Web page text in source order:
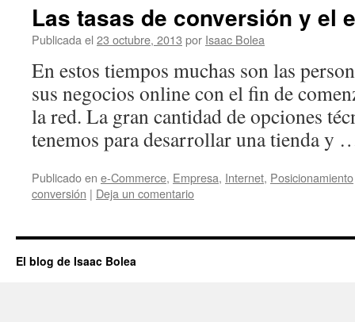
Las tasas de conversión y el
Publicada el 23 octubre, 2013 por Isaac Bolea
En estos tiempos muchas son las
sus negocios online con el fin de
la red. La gran cantidad de opciones
tenemos para desarrollar una tienda y
Publicado en e-Commerce, Empresa, Internet, Posicionamiento
conversión | Deja un comentario
El blog de Isaac Bolea